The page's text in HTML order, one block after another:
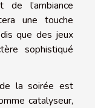
de l’ambiance
une touche
que des jeux
sophistiqué
la soirée est
catalyseur,